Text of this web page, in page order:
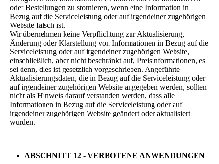
oder Bestellungen zu stornieren, wenn eine Information in
Bezug auf die Serviceleistung oder auf irgendeiner zugehörigen
Website falsch ist.
Wir übernehmen keine Verpflichtung zur Aktualisierung,
Änderung oder Klarstellung von Informationen in Bezug auf die
Serviceleistung oder auf irgendeiner zugehörigen Website,
einschließlich, aber nicht beschränkt auf, Preisinformationen, es
sei denn, dies ist gesetzlich vorgeschrieben. Angeführte
Aktualisierungsdaten, die in Bezug auf die Serviceleistung oder
auf irgendeiner zugehörigen Website angegeben werden, sollten
nicht als Hinweis darauf verstanden werden, dass alle
Informationen in Bezug auf die Serviceleistung oder auf
irgendeiner zugehörigen Website geändert oder aktualisiert
wurden.
ABSCHNITT 12 - VERBOTENE ANWENDUNGEN